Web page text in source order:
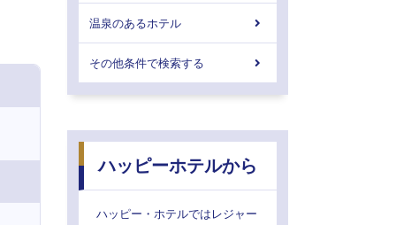
温泉のあるホテル
その他条件で検索する
ハッピーホテルから
ハッピー・ホテルではレジャー